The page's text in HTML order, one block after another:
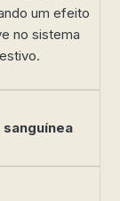
um efeito
no sistema